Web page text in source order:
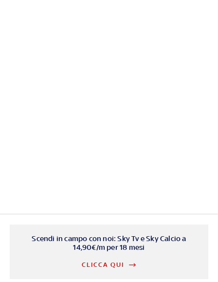
Scendi in campo con noi: Sky Tv e Sky Calcio a
14,90€/m per 18 mesi
CLICCA QUI